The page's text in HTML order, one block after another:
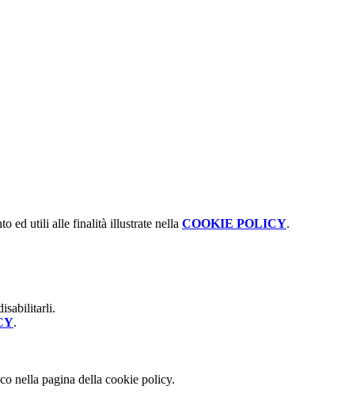
ed utili alle finalità illustrate nella COOKIE POLICY.
.
nella pagina della cookie policy.